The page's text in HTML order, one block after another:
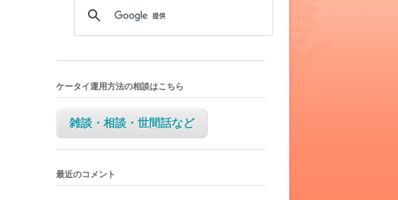
ケータイ運用方法の相談はこちら
雑談・相談・世間話など
最近のコメント